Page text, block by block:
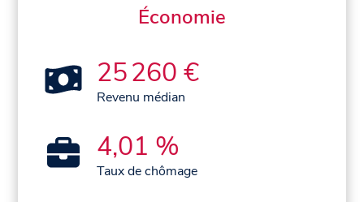
Économie
25 260 €
Revenu médian
4,01 %
Taux de chômage